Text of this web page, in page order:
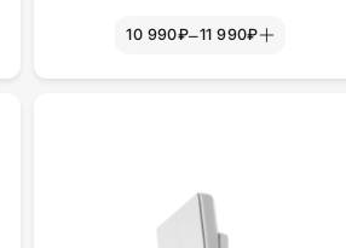
10 990₽–11 990₽